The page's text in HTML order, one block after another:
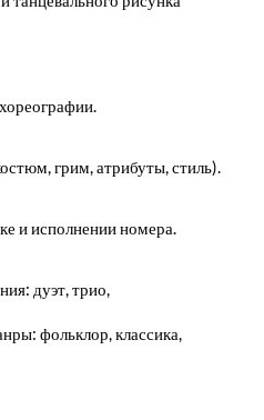
грим, атрибуты, стиль).
и исполнении номера.
дуэт, трио,
фольклор, классика,